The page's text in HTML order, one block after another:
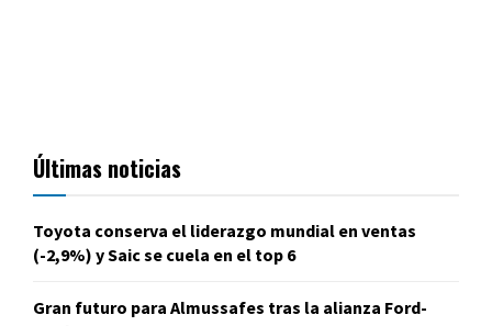
Últimas noticias
Toyota conserva el liderazgo mundial en ventas
(-2,9%) y Saic se cuela en el top 6
Gran futuro para Almussafes tras la alianza Ford-